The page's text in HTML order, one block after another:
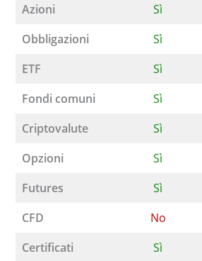
Azioni
Sì
Obbligazioni
Sì
ETF
Sì
Fondi comuni
Sì
Criptovalute
Sì
Opzioni
Sì
Futures
Sì
CFD
No
Certificati
Sì